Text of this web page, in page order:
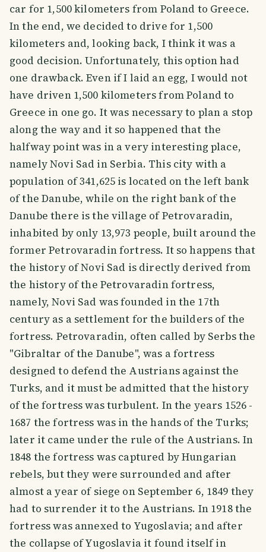
car for 1,500 kilometers from Poland to Greece.
In the end, we decided to drive for 1,500
kilometers and, looking back, I think it was a
good decision. Unfortunately, this option had
one drawback. Even if I laid an egg, I would not
have driven 1,500 kilometers from Poland to
Greece in one go. It was necessary to plan a stop
along the way and it so happened that the
halfway point was in a very interesting place,
namely Novi Sad in Serbia. This city with a
population of 341,625 is located on the left bank
of the Danube, while on the right bank of the
Danube there is the village of Petrovaradin,
inhabited by only 13,973 people, built around the
former Petrovaradin fortress. It so happens that
the history of Novi Sad is directly derived from
the history of the Petrovaradin fortress,
namely, Novi Sad was founded in the 17th
century as a settlement for the builders of the
fortress. Petrovaradin, often called by Serbs the
"Gibraltar of the Danube", was a fortress
designed to defend the Austrians against the
Turks, and it must be admitted that the history
of the fortress was turbulent. In the years 1526 -
1687 the fortress was in the hands of the Turks;
later it came under the rule of the Austrians. In
1848 the fortress was captured by Hungarian
rebels, but they were surrounded and after
almost a year of siege on September 6, 1849 they
had to surrender it to the Austrians. In 1918 the
fortress was annexed to Yugoslavia; and after
the collapse of Yugoslavia it found itself in